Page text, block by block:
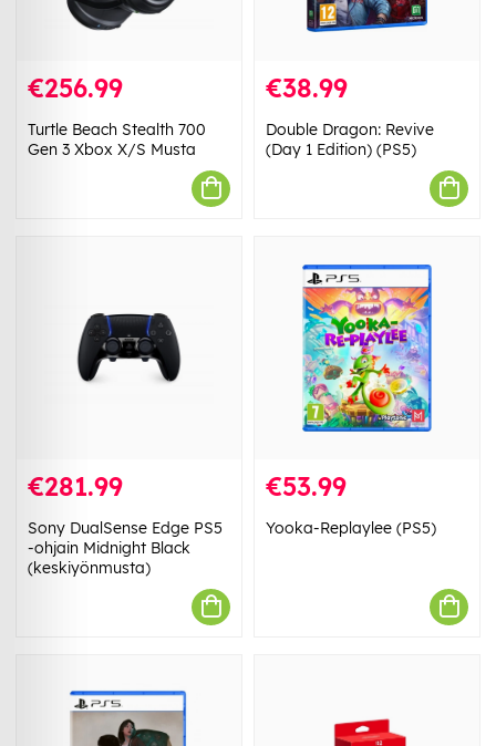
€256.99
Turtle Beach Stealth 700
Gen 3 Xbox X/S Musta
€38.99
Double Dragon: Revive
(Day 1 Edition) (PS5)
€281.99
Sony DualSense Edge PS5
-ohjain Midnight Black
(keskiyönmusta)
€53.99
Yooka-Replaylee (PS5)